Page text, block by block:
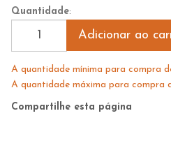
Quantidade:
Adicionar ao
A quantidade mínima para compra
A quantidade máxima para compra
Compartilhe esta página